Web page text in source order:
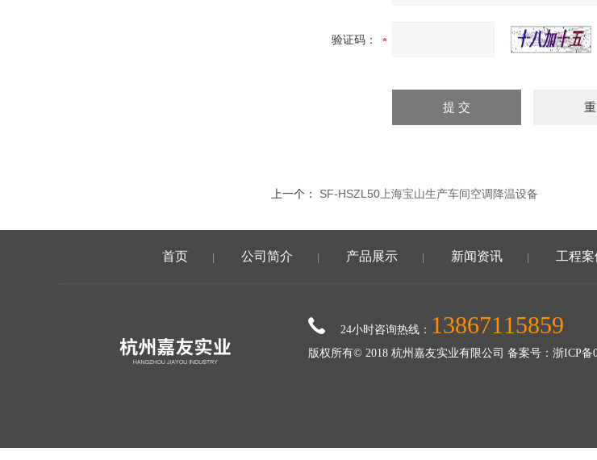
验证码：
上一个： SF-HSZL50上海宝山生产车间空调降温设备
首页 公司简介 产品展示 新闻资讯 工程案
24小时咨询热线： 13867115859
版权所有© 2018 杭州嘉友实业有限公司 备案号： 浙ICP备